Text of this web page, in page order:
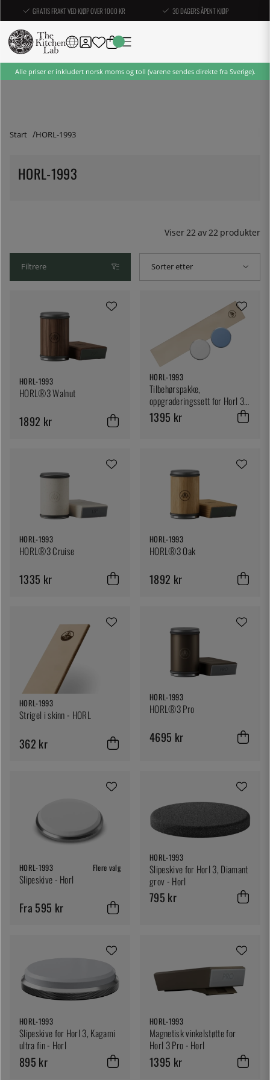
GRATIS FRAKT VED KJØP OVER 1000 KR 30 DAGERS ÅPENT KJØP
Alle priser er inkludert norsk moms og toll (varene sendes direkte fra Sverige).
Start HORL-1993
HORL-1993
Viser22av22 produkter
Filtrere Sorter etter
HORL-1993
HORL®3 Walnut
1892 kr
HORL-1993
Tilbehørspakke,
oppgraderingssett for Horl 3 -
Horl
1395 kr
HORL-1993
HORL®3 Cruise
1335 kr
HORL-1993
HORL®3 Oak
1892 kr
HORL-1993
Strigel i skinn - HORL
362 kr
HORL-1993
HORL®3 Pro
4695 kr
HORL-1993 Flere valg
Slipeskive - Horl
Fra 595 kr
HORL-1993
Slipeskive for Horl 3, Diamant
grov - Horl
795 kr
HORL-1993
Slipeskive for Horl 3, Kagami
ultra fin - Horl
895 kr
HORL-1993
Magnetisk vinkelstøtte for
Horl 3 Pro - Horl
1395 kr